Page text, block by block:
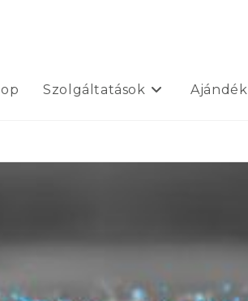
Szolgáltatások Ajándék